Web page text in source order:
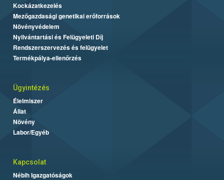
Kockázatkezelés
Mezőgazdasági genetikai erőforrások
Növényvédelem
Nyilvántartási és Felügyeleti Díj
Rendszerszervezés és felügyelet
Termékpálya-ellenőrzés
Ügyintézés
Élelmiszer
Állat
Növény
Labor/Egyéb
Kapcsolat
Nébih Igazgatóságok